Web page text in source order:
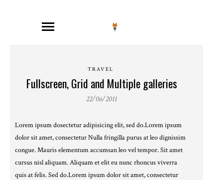
TRAVEL
Fullscreen, Grid and Multiple galleries
22/06/2011
Lorem ipsum dosectetur adipisicing elit, sed do.Lorem ipsum
dolor sit amet, consectetur Nulla fringilla purus at leo dignissim
congue. Mauris elementum accumsan leo vel tempor. Sit amet
cursus nisl aliquam. Aliquam et elit eu nunc rhoncus viverra
quis at felis. Sed do.Lorem ipsum dolor sit amet, consectetur